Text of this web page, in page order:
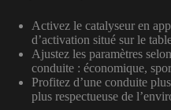
Activez le catalyseur en
d’activation situé sur le
Ajustez les paramètres
conduite : économique,
Profitez d’une conduite
plus respectueuse de